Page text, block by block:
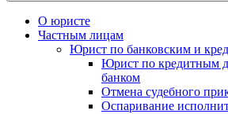
О юристе
Частным лицам
Юрист по банковским и
Юрист по кредитным
банком
Отмена судебного
Оспаривание